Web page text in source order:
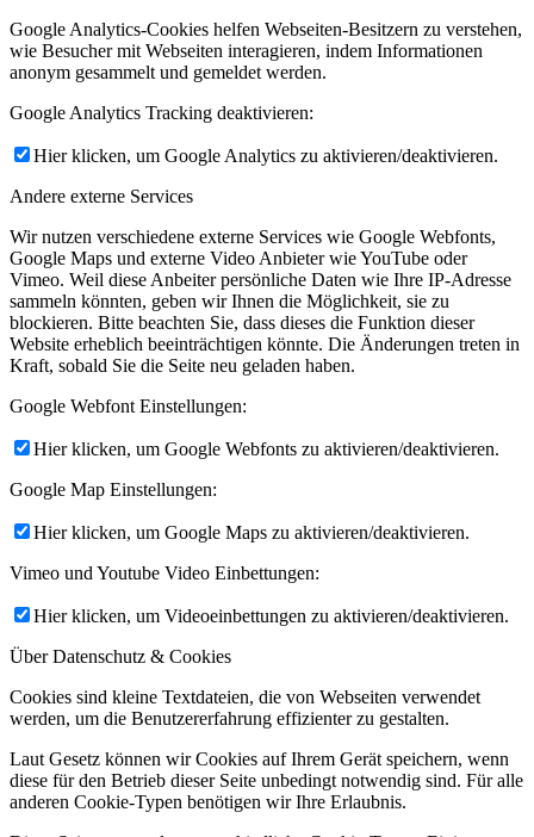
Google Analytics-Cookies helfen Webseiten-Besitzern zu verstehen,
wie Besucher mit Webseiten interagieren, indem Informationen
anonym gesammelt und gemeldet werden.
Google Analytics Tracking deaktivieren:
Hier klicken, um Google Analytics zu aktivieren/deaktivieren.
Andere externe Services
Wir nutzen verschiedene externe Services wie Google Webfonts,
Google Maps und externe Video Anbieter wie YouTube oder
Vimeo. Weil diese Anbeiter persönliche Daten wie Ihre IP-Adresse
sammeln könnten, geben wir Ihnen die Möglichkeit, sie zu
blockieren. Bitte beachten Sie, dass dieses die Funktion dieser
Website erheblich beeinträchtigen könnte. Die Änderungen treten in
Kraft, sobald Sie die Seite neu geladen haben.
Google Webfont Einstellungen:
Hier klicken, um Google Webfonts zu aktivieren/deaktivieren.
Google Map Einstellungen:
Hier klicken, um Google Maps zu aktivieren/deaktivieren.
Vimeo und Youtube Video Einbettungen:
Hier klicken, um Videoeinbettungen zu aktivieren/deaktivieren.
Über Datenschutz & Cookies
Cookies sind kleine Textdateien, die von Webseiten verwendet
werden, um die Benutzererfahrung effizienter zu gestalten.
Laut Gesetz können wir Cookies auf Ihrem Gerät speichern, wenn
diese für den Betrieb dieser Seite unbedingt notwendig sind. Für alle
anderen Cookie-Typen benötigen wir Ihre Erlaubnis.